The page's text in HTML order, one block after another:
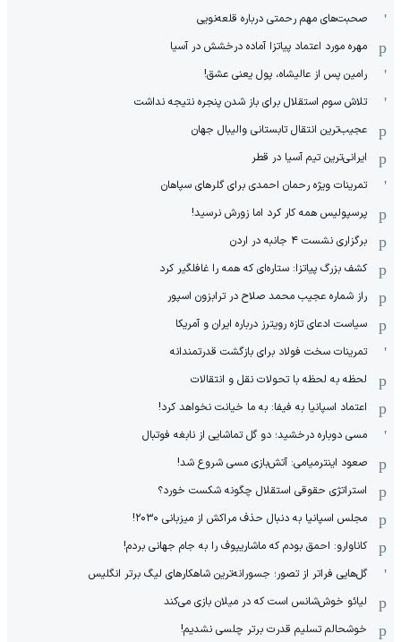
صحبت‌های مهم رحمتی درباره قلعه‌نویی
مهره مورد اعتماد پیاتزا آماده درخشش در آسیا
رامین پس از عالیشاه، پول یعنی عشق!
تلاش سوم استقلال برای باز شدن پنجره نتیجه نداشت
عجیب‌ترین انتقال تابستانی والیبال جهان
ایرانی‌ترین تیم آسیا در قطر
تمرینات ویژه رحمان احمدی برای گلرهای سپاهان
پرسپولیس همه کار کرد اما زورش نرسید!
برگزاری نشست ۴ جانبه در اردن
کشف بزرگ پیاتزا: ستاره‌ای که همه را غافلگیر کرد
راز شماره عجیب محمد صلاح در ترابزون اسپور
سیاست ادعای تازه رویترز درباره ایران و آمریکا
تمرینات سخت فولاد برای بازگشت قدرتمندانه
لحظه به لحظه با تحولات نقل و انتقالات
اعتماد اسپانیا به فیفا: به ما خیانت نخواهد کرد!
مسی دوباره درخشید؛ دو گل تماشایی از نابغه فوتبال
صعود اینترمیامی: آتش‌بازی مسی شروع شد!
استراتژی حقوقی استقلال چگونه شکست خورد؟
مجلس اسپانیا به دنبال حذف مراکش از میزبانی ۲۰۳۰!
کاناوارو: احمق بودم که ماشاریپوف را به جام جهانی بردم!
گل‌هایی فراتر از تصور؛ جسورانه‌ترین شاهکارهای لیگ برتر انگلیس
لیائو خوش‌شانس است که در میلان بازی می‌کند
خوشحالم تسلیم قدرت برتر چلسی نشدیم!